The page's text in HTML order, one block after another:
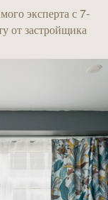
эксперта с 7-
от застройщика